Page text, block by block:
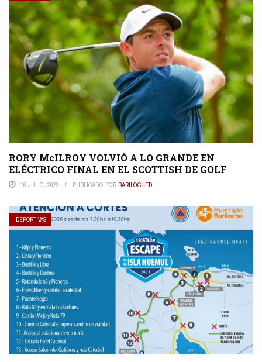
RORY McILROY VOLVIÓ A LO GRANDE EN
ELÉCTRICO FINAL EN EL SCOTTISH DE GOLF
16 JULIO, 2023 PUBLICADO POR BARILOCHED
DEPORTIVAS